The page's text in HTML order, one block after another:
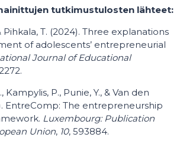
tutkimustulosten lähteet:
Pihkala, T. (2024). Three explanations
of adolescents’ entrepreneurial
Journal of Educational
P., Punie, Y., & Van den
EntreComp: The entrepreneurship
Luxembourg: Publication
Union, 10, 593884.